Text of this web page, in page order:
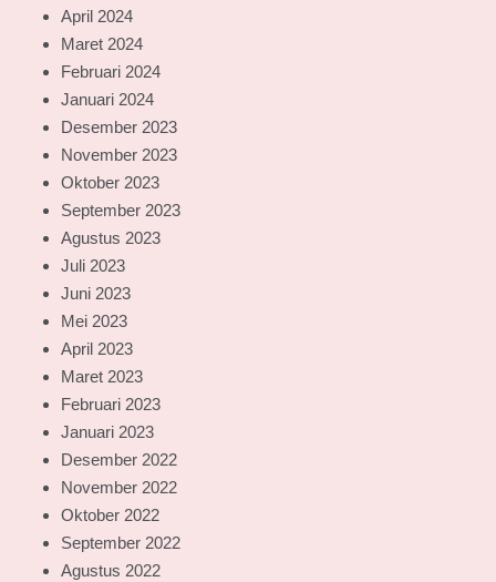
April 2024
Maret 2024
Februari 2024
Januari 2024
Desember 2023
November 2023
Oktober 2023
September 2023
Agustus 2023
Juli 2023
Juni 2023
Mei 2023
April 2023
Maret 2023
Februari 2023
Januari 2023
Desember 2022
November 2022
Oktober 2022
September 2022
Agustus 2022